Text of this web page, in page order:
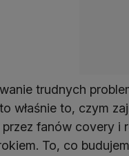
trudnych
właśnie to, czym
fanów covery i
To, co